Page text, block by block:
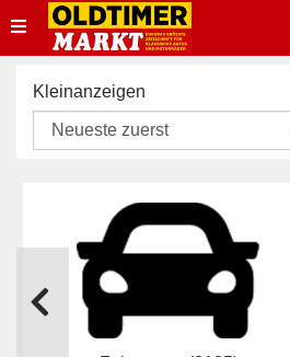
Toggle
navigation
Kleinanzeigen